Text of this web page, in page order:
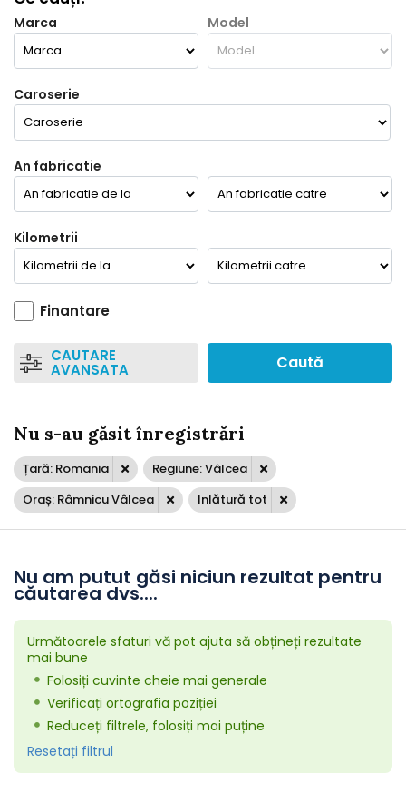
Marca Model
Caroserie
An fabricatie
Kilometrii
Finantare
CAUTARE
AVANSATA Caută
Nu s-au găsit înregistrări
Țară: Romania
Regiune: Vâlcea
Oraș: Râmnicu Vâlcea
Inlătură tot
Nu am putut găsi niciun rezultat pentru
căutarea dvs....
Următoarele sfaturi vă pot ajuta să obțineți rezultate
mai bune
Folosiți cuvinte cheie mai generale
Verificați ortografia poziției
Reduceți filtrele, folosiți mai puține
Resetați filtrul